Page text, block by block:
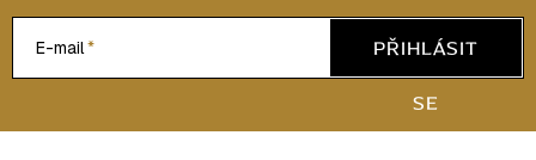
E-mail
PŘIHLÁSIT
SE